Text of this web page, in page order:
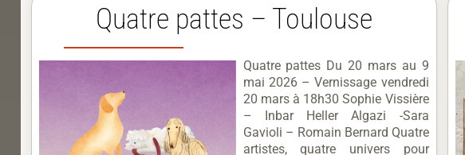
Quatre pattes – Toulouse
Quatre pattes Du 20 mars au 9
mai 2026 – Vernissage vendredi
20 mars à 18h30 Sophie Vissière
– Inbar Heller Algazi -Sara
Gavioli – Romain Bernard Quatre
artistes, quatre univers pour